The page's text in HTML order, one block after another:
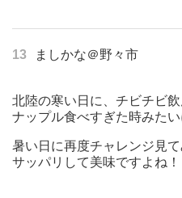
13 ましかな＠野々市
北陸の寒い日に、チビチビ
ナップル食べすぎた時みた
暑い日に再度チャレンジ見て
サッパリして美味ですよね！